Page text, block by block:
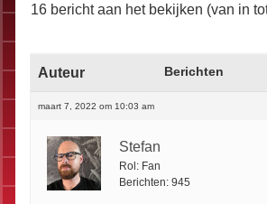
16 bericht aan het bekijken (van in
Auteur Berichten
maart 7, 2022 om 10:03 am
Stefan
Rol: Fan
Berichten: 945